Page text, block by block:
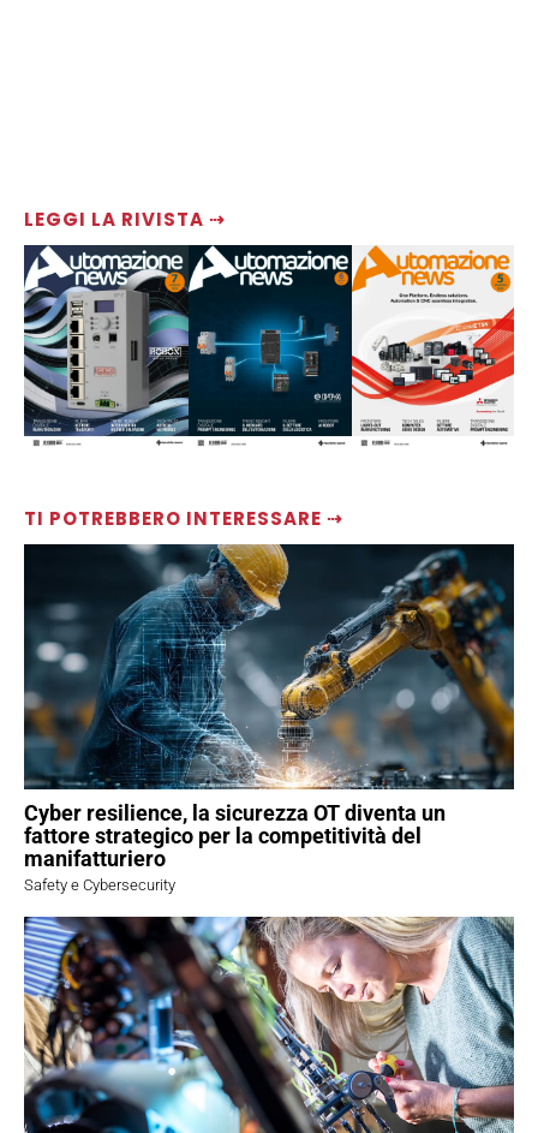
LEGGI LA RIVISTA ⇢
TI POTREBBERO INTERESSARE ⇢
Cyber resilience, la sicurezza OT diventa un
fattore strategico per la competitività del
manifatturiero
Safety e Cybersecurity